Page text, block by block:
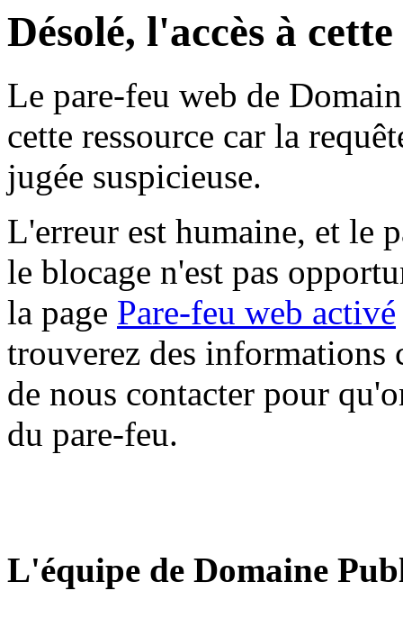
Désolé, l'accès à
Le pare-feu web de
cette ressource car la
jugée suspicieuse.
L'erreur est humaine, et le
le blocage n'est pas
la page Pare-feu web activé
trouverez des informations
de nous contacter pour
du pare-feu.
L'équipe de Domaine